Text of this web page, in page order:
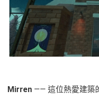
Mirren —— 這位熱愛建築